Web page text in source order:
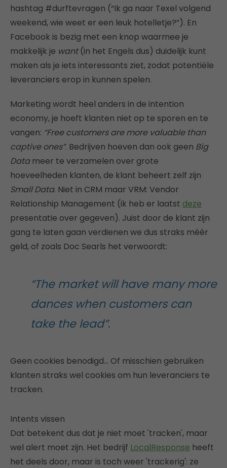
hashtag #durftevragen (“Ik ga naar Texel volgend
weekend, wie weet er een leuk hotelletje?”). En
Facebook is bezig met een knop waarmee je
makkelijk je want(in het Engels dus) duidelijk kunt
maken als je iets interessants ziet, zodat potentiële
leveranciers erop in kunnen spelen.
Marketing wordt heel anders in de intention
economy, je hoeft klanten niet op te sporen en te
vangen: “Free customers are more valuable than
captive ones”. Bedrijven hoeven dan ook geen Big
Datameer te verzamelen over grote
hoeveelheden klanten, de klant beheert zelf zijn
Small Data. Niet in CRM maar VRM: Vendor
Relationship Management (ik heb er laatst deze
presentatie over gegeven). Juist door de klant zijn
gang te laten gaan verdienen we dus straks méér
geld, of zoals Doc Searls het verwoordt:
“The market will have many more
dances when customers can
take the lead”.
Geen cookies benodigd… Of misschien gebruiken
klanten straks wel cookies om hun leveranciers te
tracken.
Intents vissen
Dat betekent dus dat je niet moet 'tracken', maar
wel alert moet zijn. Het bedrijf LocalResponse heeft
het deels door, maar is toch weer 'trackerig': ze